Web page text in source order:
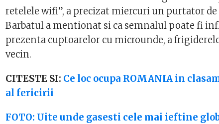
retelele wifi”, a precizat miercuri un purtator de
Barbatul a mentionat si ca semnalul poate fi
prezenta cuptoarelor cu microunde, a
vecin.
CITESTE SI: Ce loc ocupa ROMANIA in
al fericirii
FOTO: Uite unde gasesti cele mai ieftine